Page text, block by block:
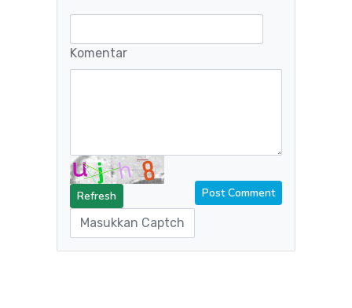
Komentar
Refresh